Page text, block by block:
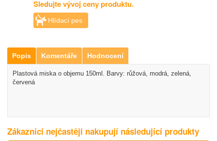
Sledujte vývoj ceny produktu.
Hlídací pes
Popis Komentáře Hodnocení
Plastová miska o objemu 150ml. Barvy: růžová, modrá, zelená,
červená
Zákazníci nejčastěji nakupují následující produkty